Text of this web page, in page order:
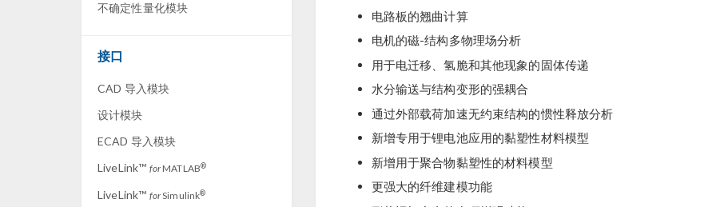
不确定性量化模块
接口
CAD 导入模块
设计模块
ECAD 导入模块
LiveLink™ forMATLAB®
LiveLink™ forSimulink®
电路板的翘曲计算
电机的磁-结构多物理场分析
用于电迁移、氢脆和其他现象的固体传递
水分输送与结构变形的强耦合
通过外部载荷加速无约束结构的惯性释放分析
新增专用于锂电池应用的黏塑性材料模型
新增用于聚合物黏塑性的材料模型
更强大的纤维建模功能